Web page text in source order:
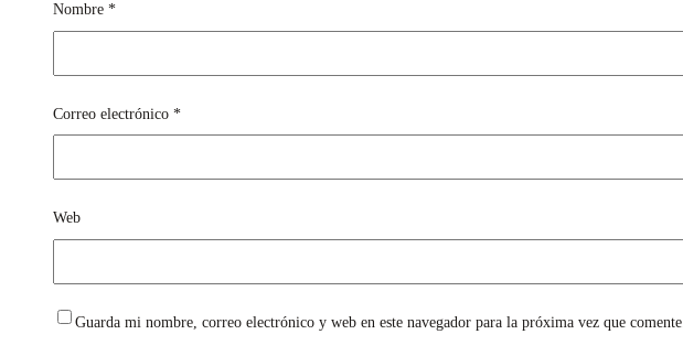
Nombre *
Correo electrónico *
Web
Guarda mi nombre, correo electrónico y web en este navegador para la próxima vez que comente.